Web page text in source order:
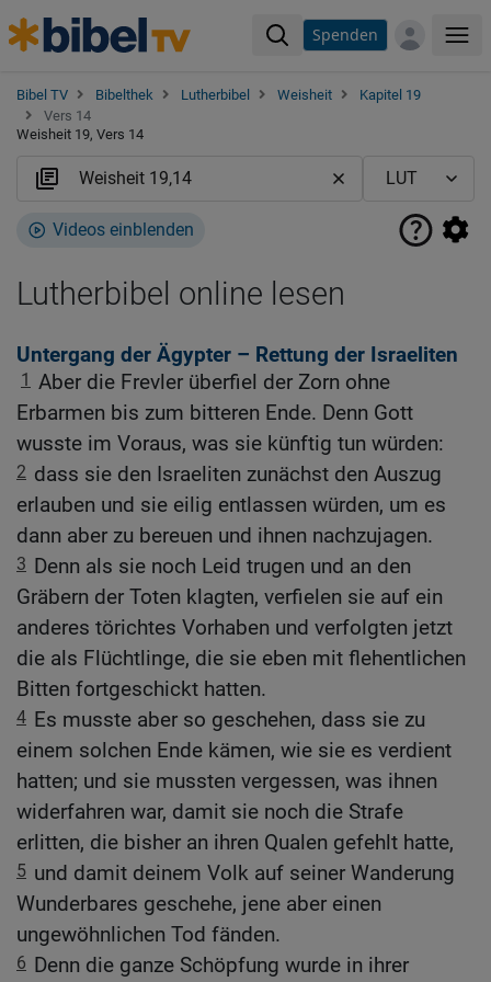
Spenden
Bibel TV Bibelthek Lutherbibel Weisheit
Kapitel 19
Vers 14
Weisheit 19, Vers 14
Videos einblenden
Lutherbibel online lesen
Untergang der Ägypter – Rettung der Israeliten
1 Aber die Frevler überfiel der Zorn ohne
Erbarmen bis zum bitteren Ende. Denn Gott
wusste im Voraus, was sie künftig tun würden:
2 dass sie den Israeliten zunächst den Auszug
erlauben und sie eilig entlassen würden, um es
dann aber zu bereuen und ihnen nachzujagen.
3 Denn als sie noch Leid trugen und an den
Gräbern der Toten klagten, verfielen sie auf ein
anderes törichtes Vorhaben und verfolgten jetzt
die als Flüchtlinge, die sie eben mit flehentlichen
Bitten fortgeschickt hatten.
4 Es musste aber so geschehen, dass sie zu
einem solchen Ende kämen, wie sie es verdient
hatten; und sie mussten vergessen, was ihnen
widerfahren war, damit sie noch die Strafe
erlitten, die bisher an ihren Qualen gefehlt hatte,
5 und damit deinem Volk auf seiner Wanderung
Wunderbares geschehe, jene aber einen
ungewöhnlichen Tod fänden.
6 Denn die ganze Schöpfung wurde in ihrer